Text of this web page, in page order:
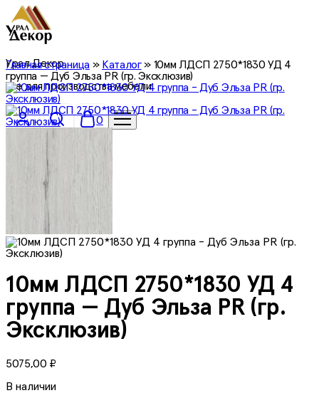
Урал Декор
все для производства мебели
0
Главная страница» Каталог» 10мм ЛДСП 2750*1830 УД 4
группа — Дуб Эльза PR (гр. Эксклюзив)
10мм ЛДСП 2750*1830 УД 4
группа — Дуб Эльза PR (гр.
Эксклюзив)
5075,00 ₽
В наличии